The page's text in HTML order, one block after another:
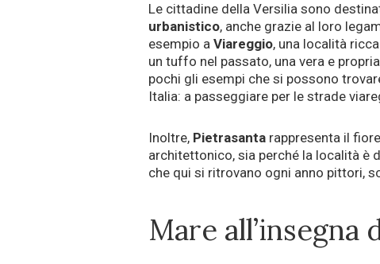
Le cittadine della Versilia sono
urbanistico, anche grazie al loro
esempio a Viareggio, una località
un tuffo nel passato, una vera e
pochi gli esempi che si possono
Italia: a passeggiare per le strade
Inoltre, Pietrasanta rappresenta il
architettonico, sia perché la località è
che qui si ritrovano ogni anno pittori,
Mare all’insegna